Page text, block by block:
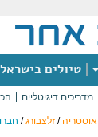
טיולים בישראל
מדריכים דיגיטליים
אוסטריה/ זלצבורג/